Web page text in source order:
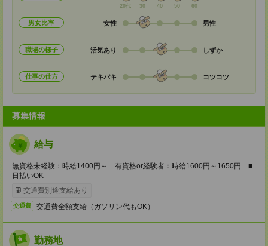
20代 30 40 50 60
男女比率 女性 男性
職場の様子 活気あり しずか
仕事の仕方 テキパキ コツコツ
募集情報
給与
無資格未経験：時給1400円～ 有資格or経験者：時給1600円～1650円 ■
日払いOK
交通費別途支給あり
交通費 交通費全額支給（ガソリン代もOK）
勤務地